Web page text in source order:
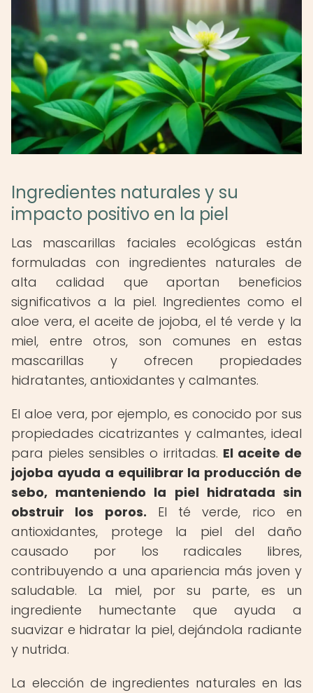
Ingredientes naturales y su
impacto positivo en la piel
Las mascarillas faciales ecológicas están
formuladas con ingredientes naturales de
alta calidad que aportan beneficios
significativos a la piel. Ingredientes como el
aloe vera, el aceite de jojoba, el té verde y la
miel, entre otros, son comunes en estas
mascarillas y ofrecen propiedades
hidratantes, antioxidantes y calmantes.
El aloe vera, por ejemplo, es conocido por sus
propiedades cicatrizantes y calmantes, ideal
para pieles sensibles o irritadas. El aceite de
jojoba ayuda a equilibrar la producción de
sebo, manteniendo la piel hidratada sin
obstruir los poros. El té verde, rico en
antioxidantes, protege la piel del daño
causado por los radicales libres,
contribuyendo a una apariencia más joven y
saludable. La miel, por su parte, es un
ingrediente humectante que ayuda a
suavizar e hidratar la piel, dejándola radiante
y nutrida.
La elección de ingredientes naturales en las